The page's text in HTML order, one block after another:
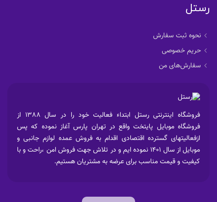
رستل
نحوه ثبت سفارش
حریم خصوصی
سفارش‌های من
فروشگاه اینترنتی رستل ابتداء فعالیت خود را در سال 1388 از
فروشگاه موبایل پایتخت واقع در تهران پارس آغاز نموده که پس
ازفعالیتهای گسترده اقتصادی اقدام به فروش عمده لوازم جانبی و
موبایل از سال 1401 نموده ایم و در تلاش جهت فروش امن ،راحت و با
کیفیت و قیمت مناسب برای عرضه به مشتریان هستیم.